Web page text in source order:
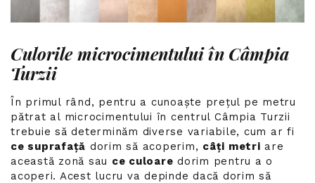
Culorile microcimentului în Câmpia
Turzii
În primul rând, pentru a cunoaște prețul pe metru
pătrat al microcimentului în centrul Câmpia Turzii
trebuie să determinăm diverse variabile, cum ar fi
ce suprafață dorim să acoperim, câți metri are
această zonă sau ce culoare dorim pentru a o
acoperi. Acest lucru va depinde dacă dorim să